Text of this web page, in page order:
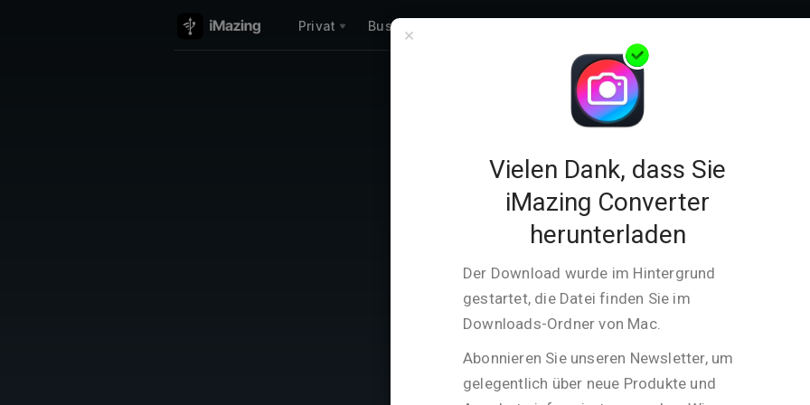
Privat Business
Thank you for downloading
iMazing Converter for
Windows
Veröffentlichungsdatum:
Jul 14, 2026
Größe:
40.8 MB
Kompatibilität:
Windows 7 or
higher
Support:
HEIC to JPEG
or PNG, HEVC
×
Vielen Dank, dass Sie
iMazing Converter
herunterladen
Der Download wurde im Hintergrund
gestartet, die Datei finden Sie im
Downloads-Ordner von Mac.
Abonnieren Sie unseren Newsletter, um
gelegentlich über neue Produkte und